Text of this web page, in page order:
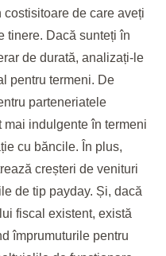
de care aveți
tinere. Dacă sunteți în
de durată, analizați-le
pentru termeni. De
parteneriatele
indulgente în termeni
cu băncile. În plus,
creșteri de venituri
de tip payday. Și, dacă
fiscal existent, există
împrumuturile pentru